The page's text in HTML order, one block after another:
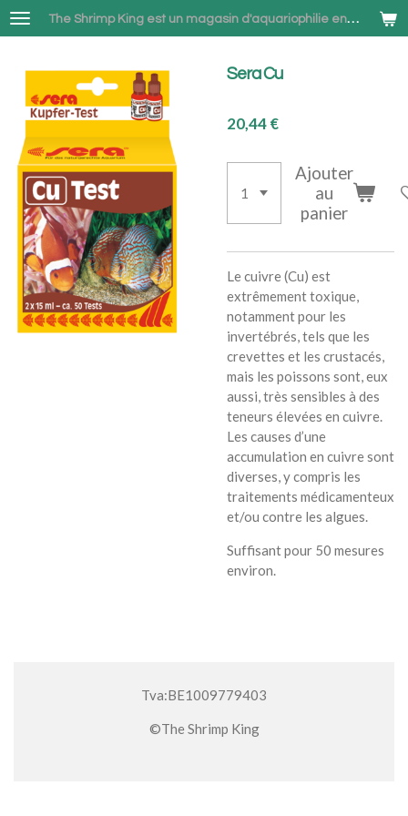
Passer
au
The Shrimp King est un magasin d'aquariophilie en ligne spécialisé dans la vente de Neocaridina et Betta combattant à Bruxelles
Sera Cu
20,44 €
Ajouter
au
panier
Le cuivre (Cu) est
extrêmement toxique,
notamment pour les
invertébrés, tels que les
crevettes et les crustacés,
mais les poissons sont, eux
aussi, très sensibles à des
teneurs élevées en cuivre.
Les causes d’une
accumulation en cuivre sont
diverses, y compris les
traitements médicamenteux
et/ou contre les algues.
Suffisant pour 50 mesures
environ.
Tva:BE1009779403
©The Shrimp King